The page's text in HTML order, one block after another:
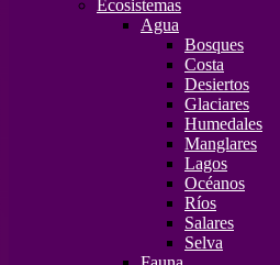
Ecosistemas
Agua
Bosques
Costa
Desiertos
Glaciares
Humedales
Manglares
Lagos
Océanos
Ríos
Salares
Selva